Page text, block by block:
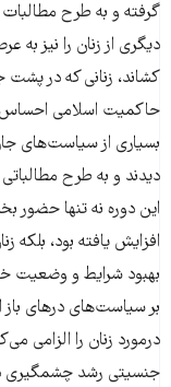
گرفته و به طرح مطالبات
دیگری از زنان را نیز
کشاند، زنانی که در پشت‌
حاکمیت اسلامی احساس
بسیاری از سیاست‌های
دیدند و به طرح
این دوره نه تنها
افزایش یافته بود، بلکه
بهبود شرایط و وضعیت
بر سیاست‌های درهای
درمورد زنان را الزامی
جنسیتی رشد چشمگیری